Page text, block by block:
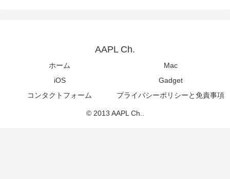
AAPL Ch.
ホーム
Mac
iOS
Gadget
コンタクトフォーム
プライバシーポリシーと免責事項
© 2013 AAPL Ch..